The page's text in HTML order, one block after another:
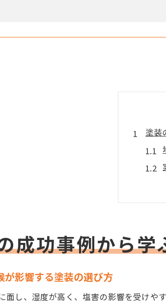
塗装
静岡
成功事例から
が影響する塗装の選び方
面し、湿度が高く、塩害の影響を受けや